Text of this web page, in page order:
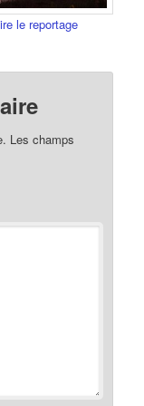
le reportage
Les champs